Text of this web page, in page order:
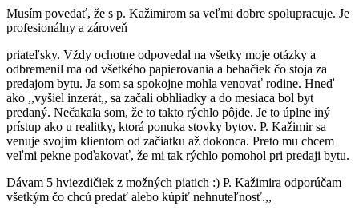
Musím povedať, že s p. Kažimirom sa veľmi dobre spolupracuje. Je
profesionálny a zároveň
priateľsky. Vždy ochotne odpovedal na všetky moje otázky a
odbremenil ma od všetkého papierovania a behačiek čo stoja za
predajom bytu. Ja som sa spokojne mohla venovať rodine. Hneď
ako ,,vyšiel inzerát,, sa začali obhliadky a do mesiaca bol byt
predaný. Nečakala som, že to takto rýchlo pôjde. Je to úplne iný
prístup ako u realitky, ktorá ponuka stovky bytov. P. Kažimir sa
venuje svojim klientom od začiatku až dokonca. Preto mu chcem
veľmi pekne poďakovať, že mi tak rýchlo pomohol pri predaji bytu.
Dávam 5 hviezdičiek z možných piatich :) P. Kažimira odporúčam
všetkým čo chcú predať alebo kúpiť nehnuteľnosť.,,